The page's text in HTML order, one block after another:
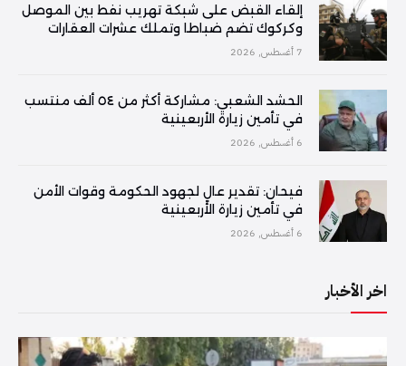
إلقاء القبض على شبكة تهريب نفط بين الموصل
وكركوك تضم ضباطا وتملك عشرات العقارات
7 أغسطس, 2026
الحشد الشعبي: مشاركة أكثر من ٥٤ ألف منتسب
في تأمين زيارة الأربعينية
6 أغسطس, 2026
فیحان: تقدير عالٍ لجهود الحكومة وقوات الأمن
في تأمين زيارة الأربعينية
6 أغسطس, 2026
اخر الأخبار